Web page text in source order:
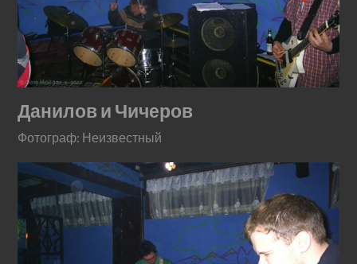
Данилов и Чичеров
Фотограф: Неизвестный